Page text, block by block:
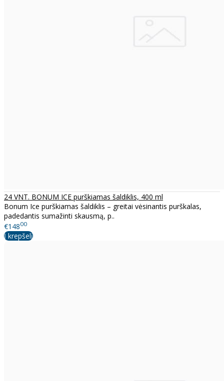
24 VNT. BONUM ICE purškiamas šaldiklis, 400 ml
Bonum Ice purškiamas šaldiklis – greitai vėsinantis purškalas,
padedantis sumažinti skausmą, p..
€14800
Į krepšelį